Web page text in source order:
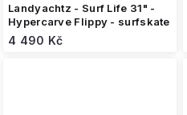
Landyachtz - Surf Life 31" -
Hypercarve Flippy - surfskate
4 490 Kč